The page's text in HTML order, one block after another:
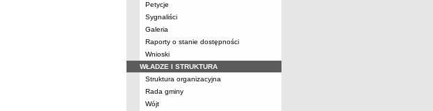
Petycje
Sygnaliści
Galeria
Raporty o stanie dostępności
Wnioski
WŁADZE I STRUKTURA
Struktura organizacyjna
Rada gminy
Wójt